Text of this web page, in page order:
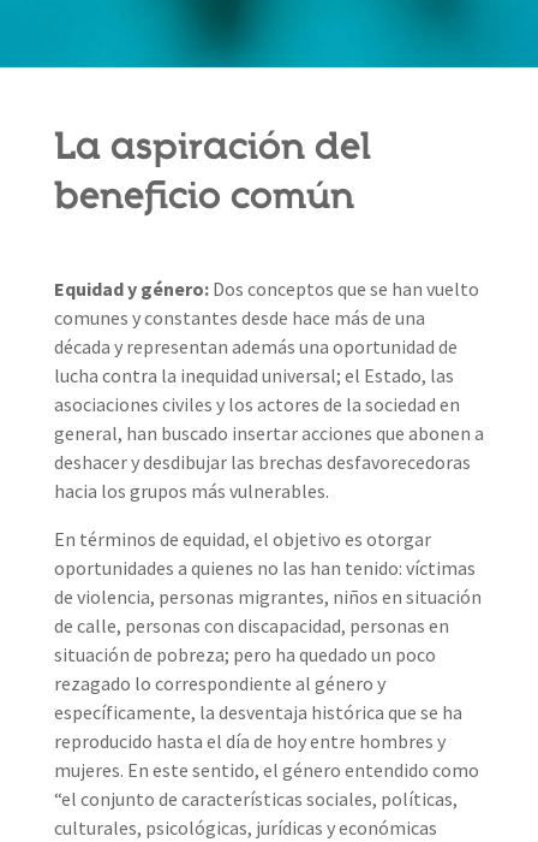
La aspiración del
beneficio común
Equidad y género:Dos conceptos que se han vuelto
comunes y constantes desde hace más de una
década y representan además una oportunidad de
lucha contra la inequidad universal; el Estado, las
asociaciones civiles y los actores de la sociedad en
general, han buscado insertar acciones que abonen a
deshacer y desdibujar las brechas desfavorecedoras
hacia los grupos más vulnerables.
En términos de equidad, el objetivo es otorgar
oportunidades a quienes no las han tenido: víctimas
de violencia, personas migrantes, niños en situación
de calle, personas con discapacidad, personas en
situación de pobreza; pero ha quedado un poco
rezagado lo correspondiente al género y
específicamente, la desventaja histórica que se ha
reproducido hasta el día de hoy entre hombres y
mujeres. En este sentido, el género entendido como
“el conjunto de características sociales, políticas,
culturales, psicológicas, jurídicas y económicas